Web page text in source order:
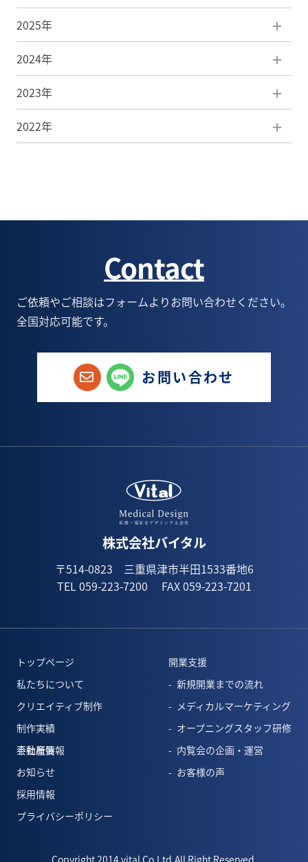
8月(1)
7月(5)
6月(5)
5月(5)
2025年
12月(5)
11月(7)
10月(5)
5月(9)
4月(8)
2024年
12月(3)
11月(4)
6月(6)
5月(6)
2023年
12月(3)
7月(6)
6月(9)
2022年
5月(1)
1月(1)
Contact
ご依頼やご相談はフォームよりお問い合わせください。
全国対応可能です。
お問い合わせ
株式会社バイタル
〒514-0823 三重県津市半田1533番地6
TEL 059-223-7200 FAX 059-223-7201
トップページ
私たちについて
クリエイティブ制作
制作実績
会社概要
開業支援
新規開業までの流れ
メディカルマーケティング
オープニングスタッフ研修
内覧会の企画・運営
お客様の声
不動産情報
お知らせ
採用情報
プライバシーポリシー
Copyright 2014 vital Co.Ltd.All Right Reserved.